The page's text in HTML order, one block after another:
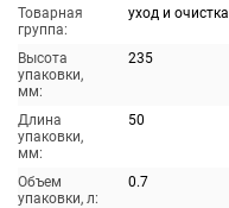
Товарная
группа:
уход и очистка
Высота
упаковки,
мм:
235
Длина
упаковки,
мм:
50
Объем
упаковки, л:
0.7